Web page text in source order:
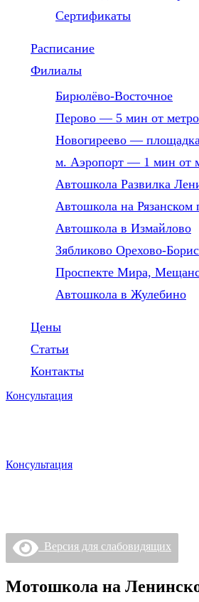
Сертификаты
Расписание
Филиалы
Бирюлёво-Восточное
Перово — 5 мин от метро
Новогиреево —
м. Аэропорт — 1 мин от
Автошкола Развилка
Автошкола на Рязанском
Автошкола в Измайлово
Зябликово Орехово-
Проспекте Мира,
Автошкола в Жулебино
Цены
Статьи
Контакты
Консультация
Консультация
Версия для слабовидящих
Мотошкола на